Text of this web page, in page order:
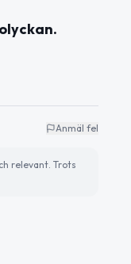
Anmäl fel
relevant. Trots